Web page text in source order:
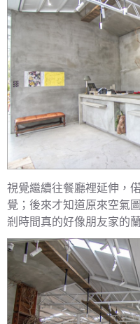
視覺繼續往餐廳裡延伸，
覺；後來才知道原來空氣
剎時間真的好像朋友家的